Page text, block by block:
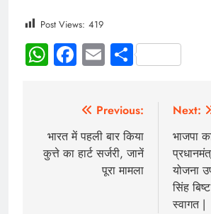
Post Views: 419
WhatsApp
Facebook
EmailShare
Previous:
भारत में पहली बार किया
कुत्ते का हार्ट सर्जरी, जानें
पूरा मामला
Next:
भाजपा
योजना
सिंह
स्वागत |